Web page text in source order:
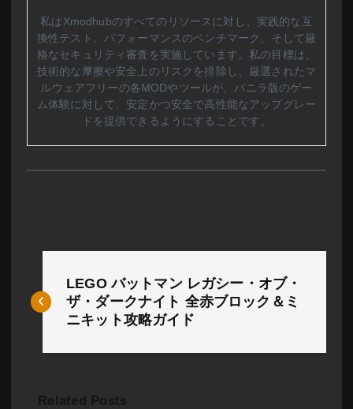
私はXmodhubのすべてのリソースに対し、実践的な互
換性テスト、パフォーマンスのベンチマーク、そして厳
格なセキュリティ審査を実施しています。私の目標は、
技術的な摩擦や安全上のリスクを排除し、厳選されたマ
ルウェアフリーの各MODやツールが、バニラ版のゲー
ム体験に対して、安定かつ安全で高性能なアップグレー
ドを提供できるようにすることです。
稿
ビ
ゲ
LEGO バットマン レガシー・オブ・
ザ・ダークナイト 全赤ブロック＆ミ
ニキット攻略ガイド
Related Posts